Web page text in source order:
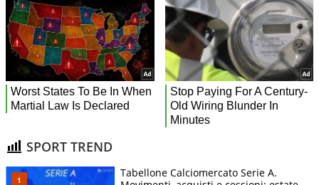
SPORT TREND
Tabellone Calciomercato Serie A.